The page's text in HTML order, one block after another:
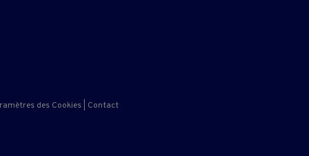
des Cookies Contact